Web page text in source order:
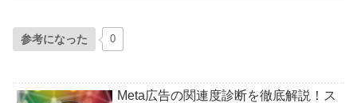
参考になった 0
Meta広告の関連度診断を徹底解説！ス